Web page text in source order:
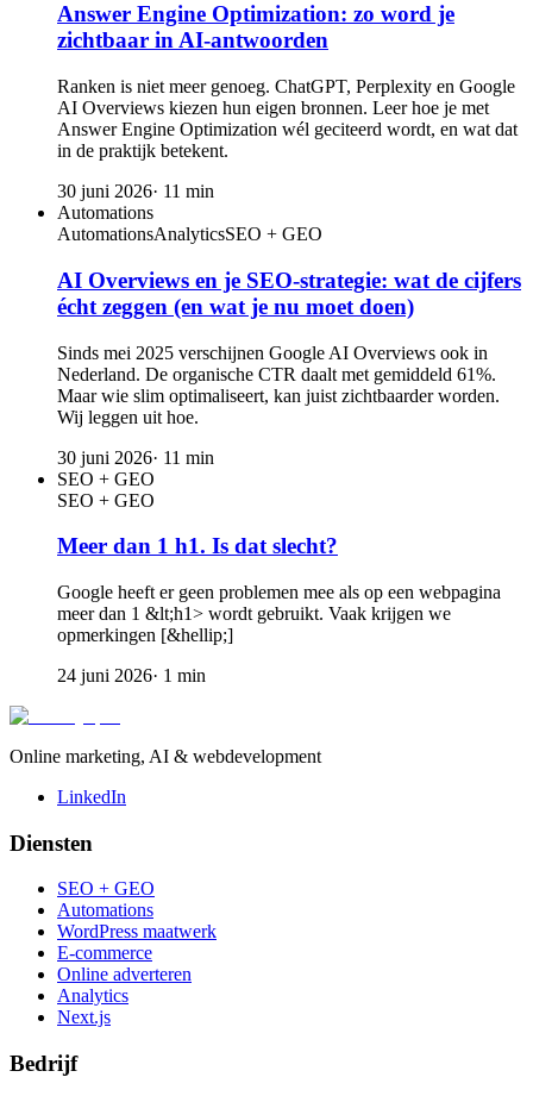
Answer Engine Optimization: zo word je
zichtbaar in AI-antwoorden
Ranken is niet meer genoeg. ChatGPT, Perplexity en Google
AI Overviews kiezen hun eigen bronnen. Leer hoe je met
Answer Engine Optimization wél geciteerd wordt, en wat dat
in de praktijk betekent.
30 juni 2026· 11 min
Automations
AutomationsAnalyticsSEO + GEO
AI Overviews en je SEO-strategie: wat de cijfers
écht zeggen (en wat je nu moet doen)
Sinds mei 2025 verschijnen Google AI Overviews ook in
Nederland. De organische CTR daalt met gemiddeld 61%.
Maar wie slim optimaliseert, kan juist zichtbaarder worden.
Wij leggen uit hoe.
30 juni 2026· 11 min
SEO + GEO
SEO + GEO
Meer dan 1 h1. Is dat slecht?
Google heeft er geen problemen mee als op een webpagina
meer dan 1 &lt;h1> wordt gebruikt. Vaak krijgen we
opmerkingen [&hellip;]
24 juni 2026· 1 min
Online marketing, AI & webdevelopment
LinkedIn
Diensten
SEO + GEO
Automations
WordPress maatwerk
E-commerce
Online adverteren
Analytics
Next.js
Bedrijf